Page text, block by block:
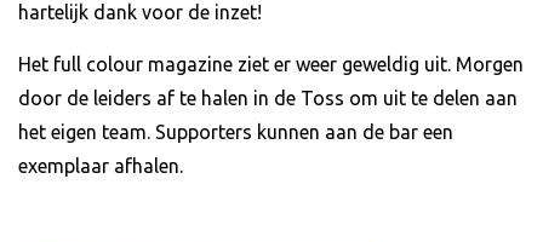
hartelijk dank voor de inzet!
Het full colour magazine ziet er weer geweldig uit. Morgen
door de leiders af te halen in de Toss om uit te delen aan
het eigen team. Supporters kunnen aan de bar een
exemplaar afhalen.